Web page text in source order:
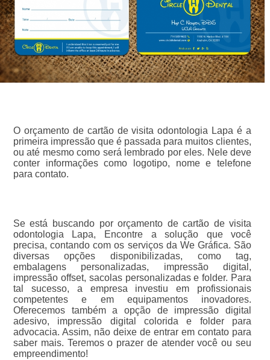
O orçamento de cartão de visita odontologia Lapa é a
primeira impressão que é passada para muitos clientes,
ou até mesmo como será lembrado por eles. Nele deve
conter informações como logotipo, nome e telefone
para contato.
Se está buscando por orçamento de cartão de visita
odontologia Lapa, Encontre a solução que você
precisa, contando com os serviços da We Gráfica. São
diversas opções disponibilizadas, como tag,
embalagens personalizadas, impressão digital,
impressão offset, sacolas personalizadas e folder. Para
tal sucesso, a empresa investiu em profissionais
competentes e em equipamentos inovadores.
Oferecemos também a opção de impressão digital
adesivo, impressão digital colorida e folder para
advocacia. Assim, não deixe de entrar em contato para
saber mais. Teremos o prazer de atender você ou seu
empreendimento!